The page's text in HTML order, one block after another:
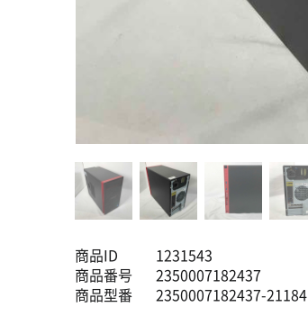
商品ID
1231543
商品番号
2350007182437
商品型番
2350007182437-21184